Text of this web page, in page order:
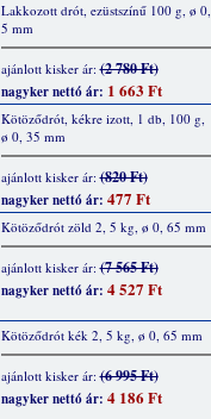
Lakkozott drót, ezüstszínű 100 g, ø 0,
5 mm
ajánlott kisker ár:(2 780 Ft)
nagyker nettó ár: 1 663 Ft
Kötöződrót, kékre izott, 1 db, 100 g,
ø 0, 35 mm
ajánlott kisker ár:(820 Ft)
nagyker nettó ár: 477 Ft
Kötöződrót zöld 2, 5 kg, ø 0, 65 mm
ajánlott kisker ár:(7 565 Ft)
nagyker nettó ár: 4 527 Ft
Kötöződrót kék 2, 5 kg, ø 0, 65 mm
ajánlott kisker ár:(6 995 Ft)
nagyker nettó ár: 4 186 Ft